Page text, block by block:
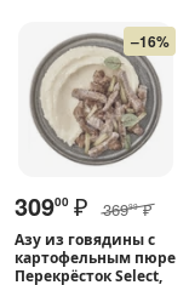
–16%
30900 ₽ 36999 ₽
Азу из говядины с
картофельным пюре
Перекрёсток Select,